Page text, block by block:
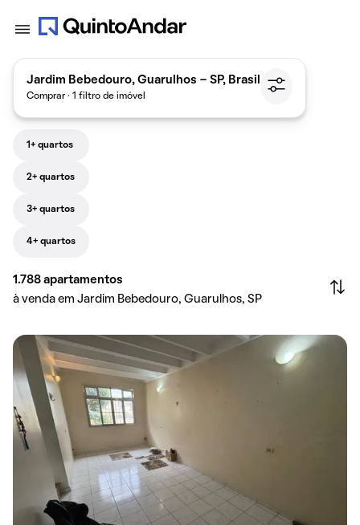
Jardim Bebedouro, Guarulhos - SP, Brasil
Comprar · 1 filtro de imóvel
1+ quartos
2+ quartos
3+ quartos
4+ quartos
1.788 apartamentos
à venda em Jardim Bebedouro, Guarulhos, SP